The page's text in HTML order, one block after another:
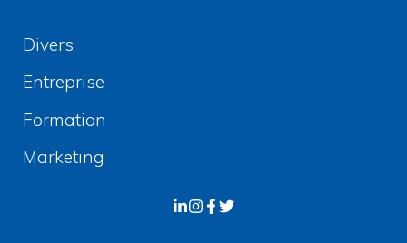
Divers
Entreprise
Formation
Marketing